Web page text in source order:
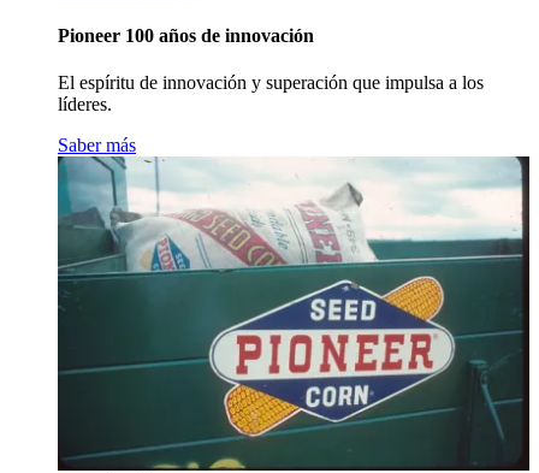
Pioneer 100 años de innovación
El espíritu de innovación y superación que impulsa a los
líderes.
Saber más